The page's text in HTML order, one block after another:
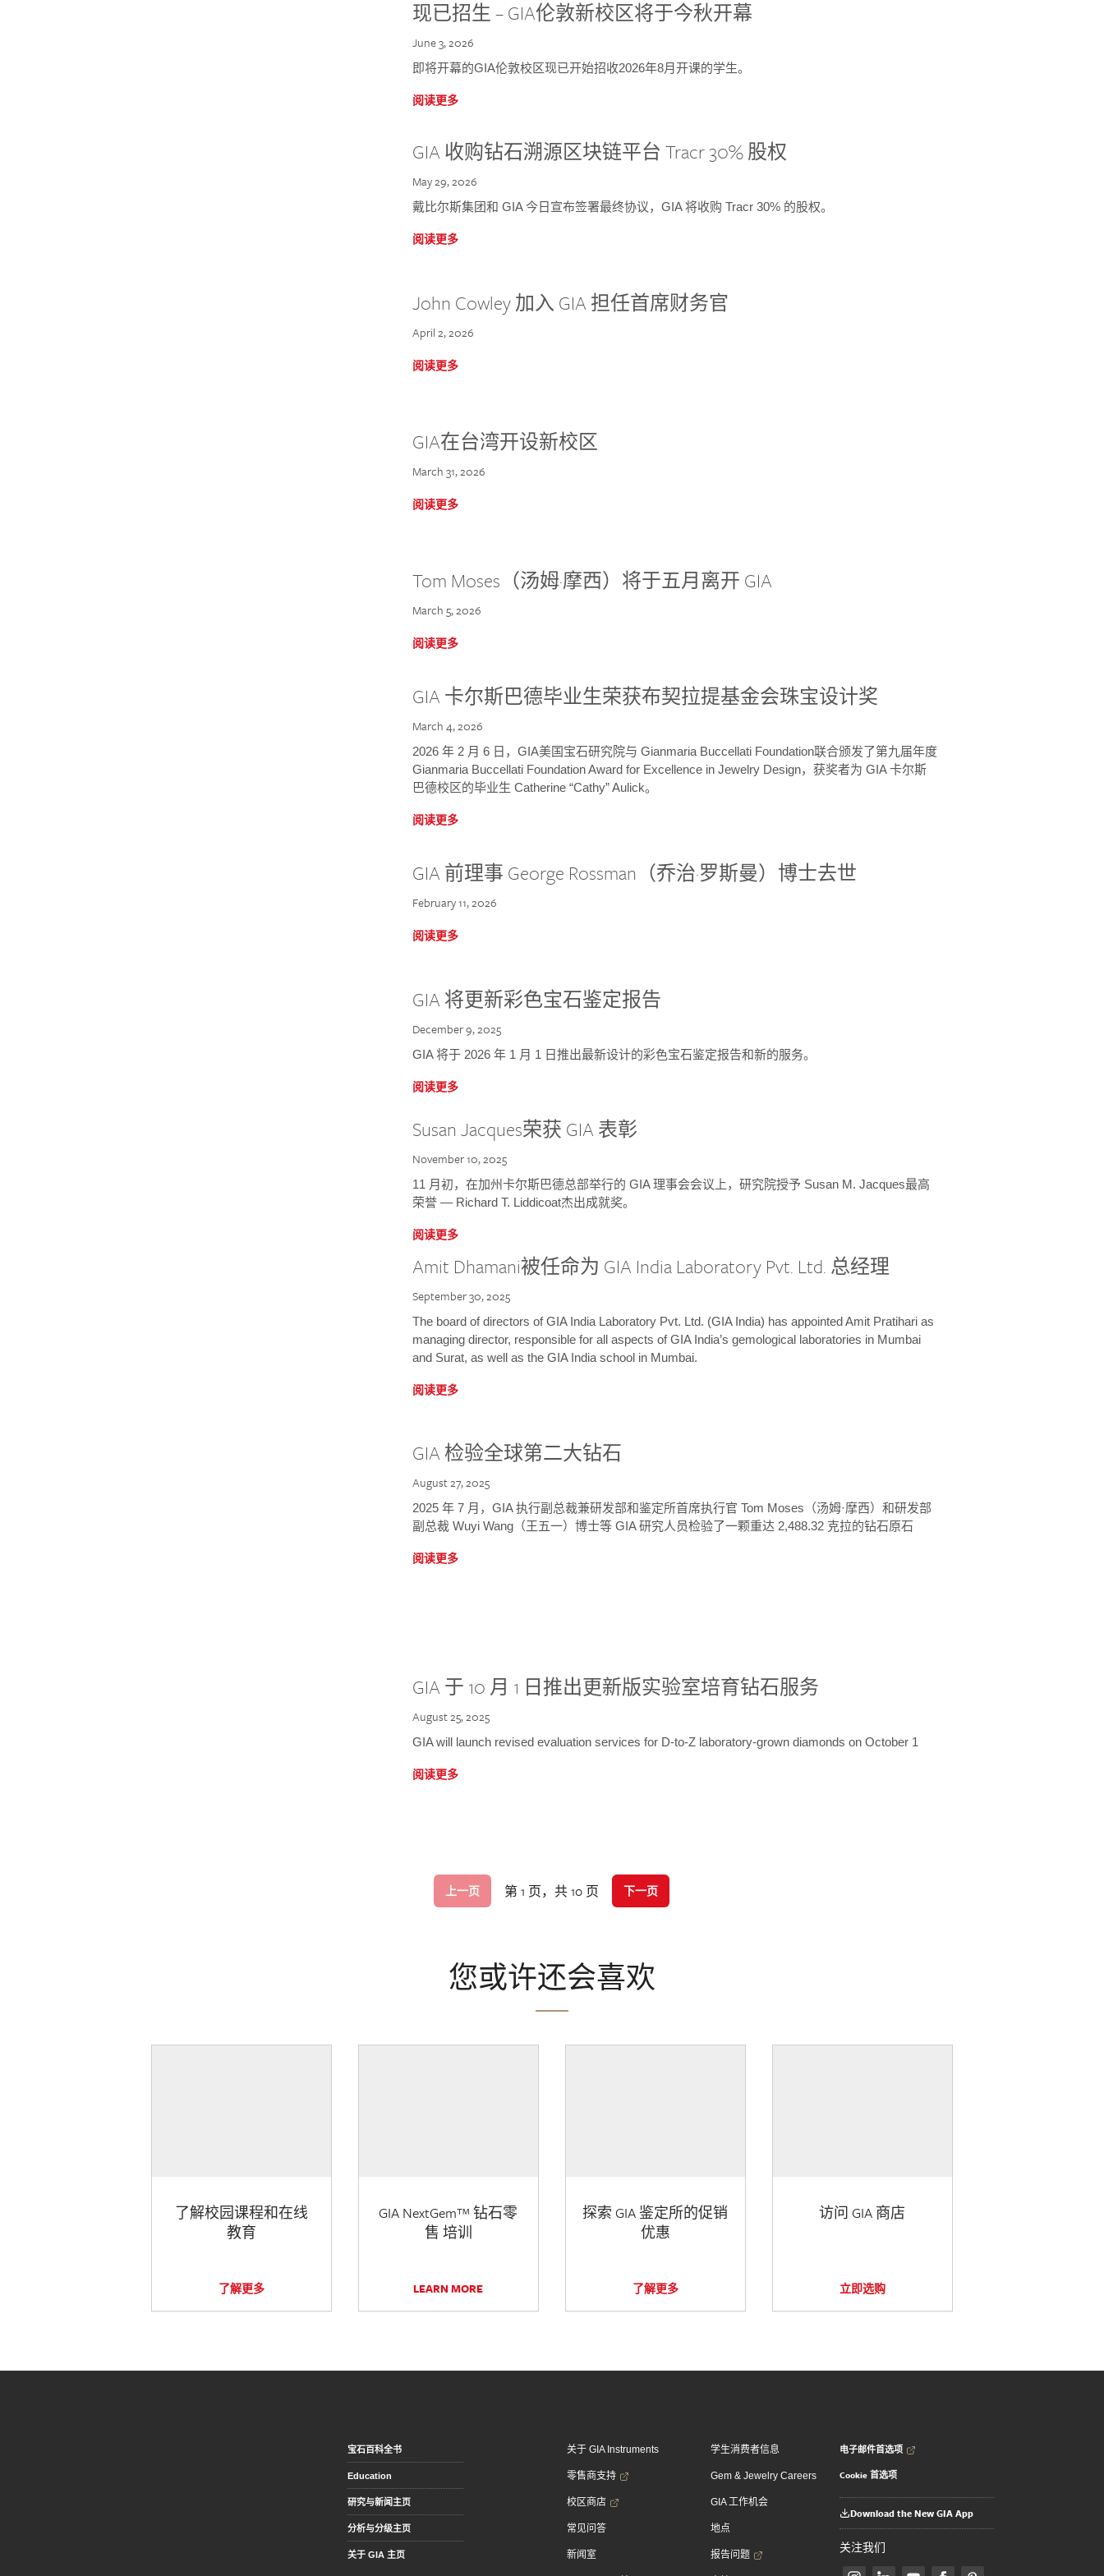
现已招生 – GIA伦敦新校区将于今秋开幕
June 3, 2026
即将开幕的GIA伦敦校区现已开始招收2026年8月开课的学生。
阅读更多
GIA 收购钻石溯源区块链平台 Tracr 30% 股权
May 29, 2026
戴比尔斯集团和 GIA 今日宣布签署最终协议，GIA 将收购 Tracr 30% 的股权。
阅读更多
John Cowley 加入 GIA 担任首席财务官
April 2, 2026
阅读更多
GIA在台湾开设新校区
March 31, 2026
阅读更多
Tom Moses（汤姆·摩西）将于五月离开 GIA
March 5, 2026
阅读更多
GIA 卡尔斯巴德毕业生荣获布契拉提基金会珠宝设计奖
March 4, 2026
2026 年 2 月 6 日，GIA美国宝石研究院与 Gianmaria Buccellati Foundation联合颁发了第九届年度
Gianmaria Buccellati Foundation Award for Excellence in Jewelry Design，获奖者为 GIA 卡尔斯
巴德校区的毕业生 Catherine “Cathy” Aulick。
阅读更多
GIA 前理事 George Rossman（乔治·罗斯曼）博士去世
February 11, 2026
阅读更多
GIA 将更新彩色宝石鉴定报告
December 9, 2025
GIA 将于 2026 年 1 月 1 日推出最新设计的彩色宝石鉴定报告和新的服务。
阅读更多
Susan Jacques荣获 GIA 表彰
November 10, 2025
11 月初，在加州卡尔斯巴德总部举行的 GIA 理事会会议上，研究院授予 Susan M. Jacques最高
荣誉 — Richard T. Liddicoat杰出成就奖。
阅读更多
Amit Dhamani被任命为 GIA India Laboratory Pvt. Ltd. 总经理
September 30, 2025
The board of directors of GIA India Laboratory Pvt. Ltd. (GIA India) has appointed Amit Pratihari as
managing director, responsible for all aspects of GIA India’s gemological laboratories in Mumbai
and Surat, as well as the GIA India school in Mumbai.
阅读更多
GIA 检验全球第二大钻石
August 27, 2025
2025 年 7 月，GIA 执行副总裁兼研发部和鉴定所首席执行官 Tom Moses（汤姆·摩西）和研发部
副总裁 Wuyi Wang（王五一）博士等 GIA 研究人员检验了一颗重达 2,488.32 克拉的钻石原石
阅读更多
GIA 于 10 月 1 日推出更新版实验室培育钻石服务
August 25, 2025
GIA will launch revised evaluation services for D-to-Z laboratory-grown diamonds on October 1
阅读更多
上一页 第 1 页，共 10 页 下一页
您或许还会喜欢
了解校园课程和在线
教育
了解更多
GIA NextGem™ 钻石零
售 培训
LEARN MORE
探索 GIA 鉴定所的促销
优惠
了解更多
访问 GIA 商店
立即选购
宝石百科全书
Education
研究与新闻主页
分析与分级主页
关于 GIA 主页
关于 GIA Instruments
零售商支持
校区商店
常见问答
新闻室
学生消费者信息
Gem & Jewelry Careers
GIA 工作机会
地点
报告问题
电子邮件首选项
Cookie 首选项
Download the New GIA App
关注我们